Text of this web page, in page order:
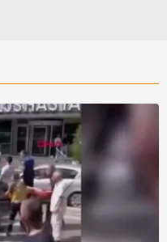
çeşitli kişisel
olan çerezler bilgi
amacıyla
sitemizin daha işlevsel
sizlere yönelik
amaçlarıyla
kullanılacaktır.
yer alan panel